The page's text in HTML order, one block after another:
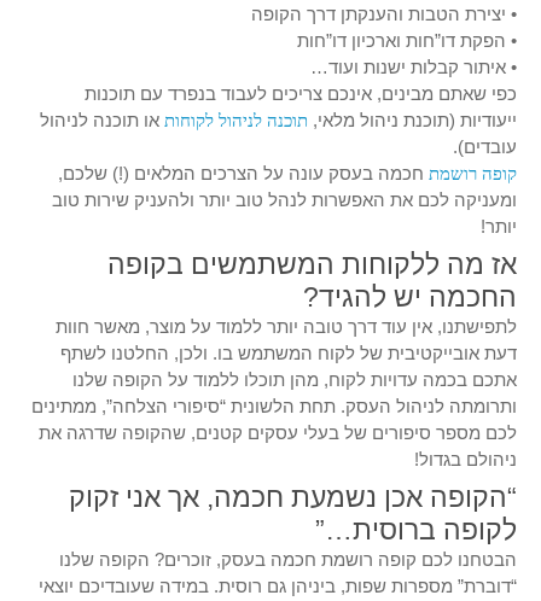
• יצירת הטבות והענקתן דרך הקופה
• הפקת דו”חות וארכיון דו”חות
• איתור קבלות ישנות ועוד…
כפי שאתם מבינים, אינכם צריכים לעבוד בנפרד עם תוכנות
ייעודיות (תוכנת ניהול מלאי, תוכנה לניהול לקוחות או תוכנה לניהול
עובדים).
קופה רושמת חכמה בעסק עונה על הצרכים המלאים (!) שלכם,
ומעניקה לכם את האפשרות לנהל טוב יותר ולהעניק שירות טוב
יותר!
אז מה ללקוחות המשתמשים בקופה
החכמה יש להגיד?
לתפישתנו, אין עוד דרך טובה יותר ללמוד על מוצר, מאשר חוות
דעת אובייקטיבית של לקוח המשתמש בו. ולכן, החלטנו לשתף
אתכם בכמה עדויות לקוח, מהן תוכלו ללמוד על הקופה שלנו
ותרומתה לניהול העסק. תחת הלשונית “סיפורי הצלחה”, ממתינים
לכם מספר סיפורים של בעלי עסקים קטנים, שהקופה שדרגה את
ניהולם בגדול!
“הקופה אכן נשמעת חכמה, אך אני זקוק
לקופה ברוסית…”
הבטחנו לכם קופה רושמת חכמה בעסק, זוכרים? הקופה שלנו
“דוברת” מספרות שפות, ביניהן גם רוסית. במידה שעובדיכם יוצאי